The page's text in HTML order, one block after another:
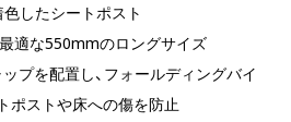
したシートポスト
適な550mmのロングサイズ
プを配置し、フォールディングバイ
ポストや床への傷を防止